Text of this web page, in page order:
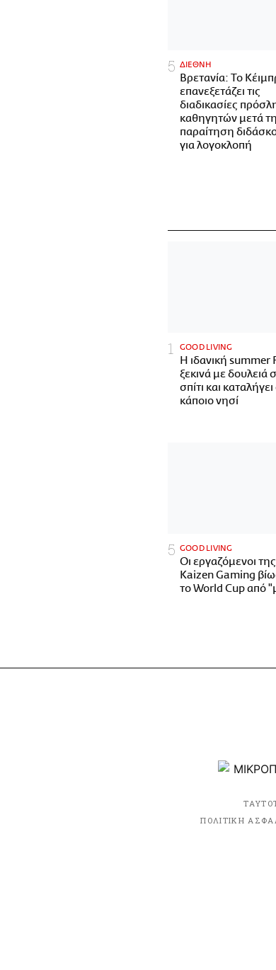
ΔΙΕΘΝΗ
Βρετανία: Το
επανεξετάζει τις
διαδικασίες
καθηγητών μετά
παραίτηση
για λογοκλοπή
GOOD LIVING
Η ιδανική summer
ξεκινά με δουλειά
σπίτι και
κάποιο νησί
GOOD LIVING
Οι εργαζόμενοι της
Kaizen Gaming
το World Cup από
ΠΟΛΙΤΙΚΗ